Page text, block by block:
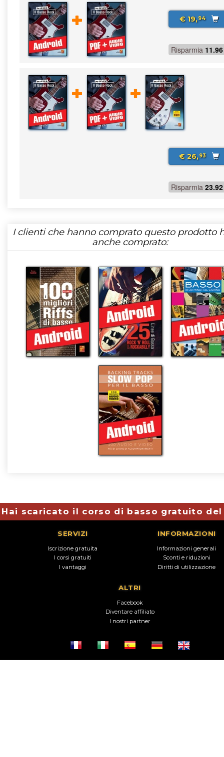
€ 19,94
Risparmia 11.96
€ 26,93
Risparmia 23.92
I clienti che hanno comprato questo prodotto
anche comprato:
Hai scaricato il corso di basso gratuito del
SERVIZI
Iscrizione gratuita
I corsi gratuiti
I vantaggi
INFORMAZIONI
Informazioni generali
Sconti e riduzioni
Diritti di utilizzazione
ALTRI
Facebook
Diventare affiliato
I nostri partner